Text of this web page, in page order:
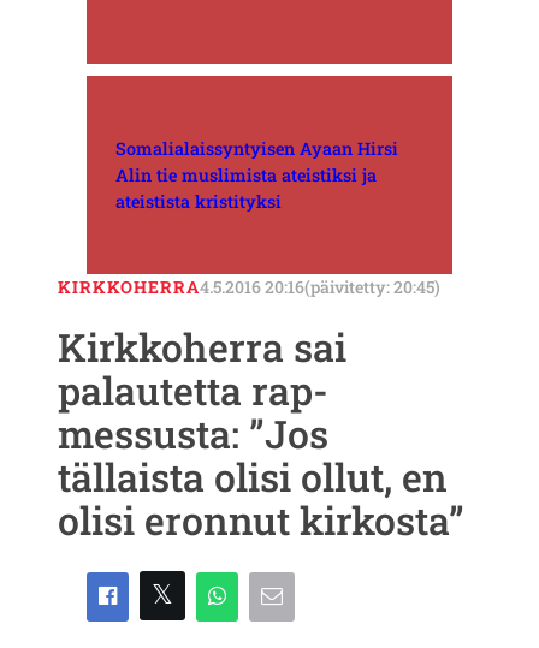
Somalialaissyntyisen Ayaan Hirsi
Alin tie muslimista ateistiksi ja
ateistista kristityksi
KIRKKOHERRA4.5.2016 20:16(päivitetty: 20:45)
Kirkkoherra sai
palautetta rap-
messusta: ”Jos
tällaista olisi ollut, en
olisi eronnut kirkosta”